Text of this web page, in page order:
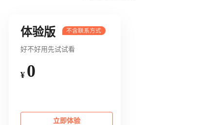
体验版
好不好用先试试看
¥ 0
立即体验